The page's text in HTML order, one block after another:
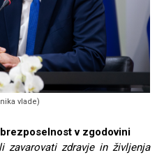
vlade)
v zgodovini
zavarovati zdravje in življenja